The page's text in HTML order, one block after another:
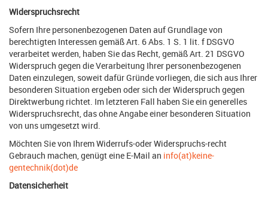
Widerspruchsrecht
Sofern Ihre personenbezogenen Daten auf Grundlage von
berechtigten Interessen gemäß Art. 6 Abs. 1 S. 1 lit. f DSGVO
verarbeitet werden, haben Sie das Recht, gemäß Art. 21 DSGVO
Widerspruch gegen die Verarbeitung Ihrer personenbezogenen
Daten einzulegen, soweit dafür Gründe vorliegen, die sich aus Ihrer
besonderen Situation ergeben oder sich der Widerspruch gegen
Direktwerbung richtet. Im letzteren Fall haben Sie ein generelles
Widerspruchsrecht, das ohne Angabe einer besonderen Situation
von uns umgesetzt wird.
Möchten Sie von Ihrem Widerrufs-oder Widerspruchs-recht
Gebrauch machen, genügt eine E-Mail an info(at)keine-
gentechnik(dot)de
Datensicherheit